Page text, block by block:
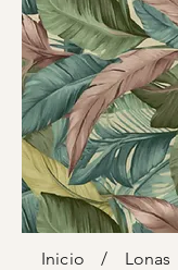
Inicio/